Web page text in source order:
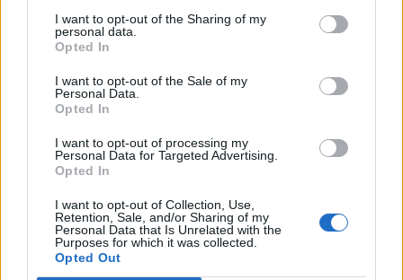
I want to opt-out of the Sharing of my
personal data.
Opted In
I want to opt-out of the Sale of my
Personal Data.
Opted In
I want to opt-out of processing my
Personal Data for Targeted Advertising.
Opted In
I want to opt-out of Collection, Use,
Retention, Sale, and/or Sharing of my
Personal Data that Is Unrelated with the
Purposes for which it was collected.
Opted Out
lavori bisogna svolgere per ottenere il
rinnovo).
Se non riuscite a fare domanda online,
dovete scaricare il modulo e fare domanda
presso l’Ambasciata Australiana a
Berlino (quella australiana in Italia non
accetta più visti dal 2008).
Per quanto riguarda levisite mediche
grazie a un accordo tra Italia e Australia,